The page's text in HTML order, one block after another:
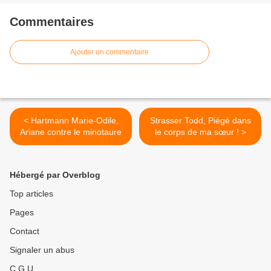
Commentaires
Ajouter un commentaire
< Hartmann Marie-Odile,
Ariane contre le minotaure
Strasser Todd, Piégé dans
le corps de ma sœur ! >
Hébergé par Overblog
Top articles
Pages
Contact
Signaler un abus
C.G.U.